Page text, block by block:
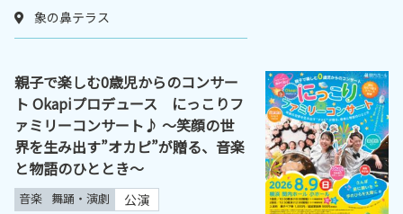
象の鼻テラス
親子で楽しむ0歳児からのコンサー
ト Okapiプロデュース にっこりフ
ァミリーコンサート♪ ～笑顔の世
界を生み出す”オカピ”が贈る、音楽
と物語のひととき～
音楽 舞踊・演劇 公演